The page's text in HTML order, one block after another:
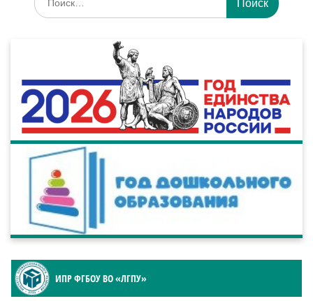
ИПР ФГБОУ ВО «ЛГПУ»